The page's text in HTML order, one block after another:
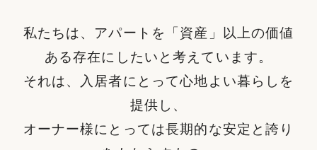
私たちは、アパートを「資産」以上の価値
ある存在にしたいと考えています。
それは、入居者にとって心地よい暮らしを
提供し、
オーナー様にとっては長期的な安定と誇り